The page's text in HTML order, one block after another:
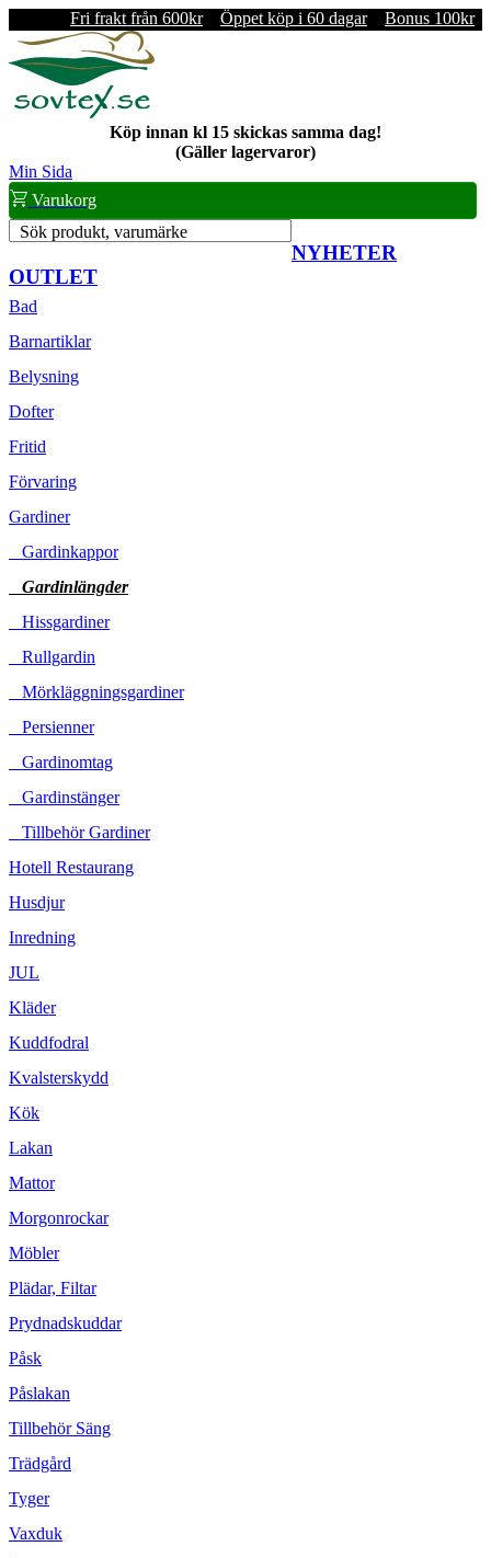
Fri frakt från 600kr Öppet köp i 60 dagar Bonus 100kr
Köp innan kl 15 skickas samma dag!
(Gäller lagervaror)
Min Sida
Varukorg
Sök produkt, varumärke
NYHETER
OUTLET
Bad
Barnartiklar
Belysning
Dofter
Fritid
Förvaring
Gardiner
Gardinkappor
Gardinlängder
Hissgardiner
Rullgardin
Mörkläggningsgardiner
Persienner
Gardinomtag
Gardinstänger
Tillbehör Gardiner
Hotell Restaurang
Husdjur
Inredning
JUL
Kläder
Kuddfodral
Kvalsterskydd
Kök
Lakan
Mattor
Morgonrockar
Möbler
Plädar, Filtar
Prydnadskuddar
Påsk
Påslakan
Tillbehör Säng
Trädgård
Tyger
Vaxduk